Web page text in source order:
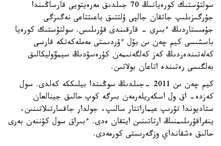
سولتۇستىك كورەيانىڭ 70 جىلدىق مەرەيتويى قارساڭىندا
جۇرگىزىلىپ جاتقان جالپى ۇلتتىق باعىتتاعى نەگىزگى
جۇمىستاردىڭ ءبىرى - قارقىندى قۇرىلىس. سولتۇستىك كورەيا
باسشىسى كيم چەن ىن بۇل ءۇردىستى مەملەكەتكە قارسى
كەلەتىندەردىڭ كەز كەلگەنىمەن كۇرەسۋدىڭ سيمۆوليكالىق
بەلگىسى رەتىندە اتاعان بولاتىن.
كيم چەن ىن 2011 -جىلدىڭ سوڭىندا بيلىككە كەلدى. سول
كەزدە- اق ول اسكەريلەرمەن بىرگە كوپ حالىق جينالعان
ستاديوندا تۇرىپ عيماراتتار سالىپ، جولدار جاقسارتىلاتىنىن،
ينفراقۇرىلىمنىڭ ارتاتىنىن ايتقان ەدى. ءبىراق سول كۇننەن بەرى
حالىق ەشقانداي وزگەرىستى كورمەدى.